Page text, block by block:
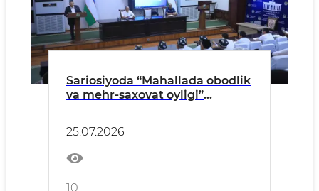
Sariosiyoda “Mahallada obodlik
va mehr-saxovat oyligi”
muhokama qilindi
25.07.2026
10